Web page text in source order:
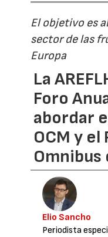
El objetivo es
sector de las
Europa
La
Foro
abordar
OCM y
Omnibus
Elio Sancho
Periodista